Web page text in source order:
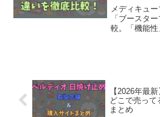
メディキュ
「ブースタ
較。「機能
【2026年最
どこで売って
まとめ